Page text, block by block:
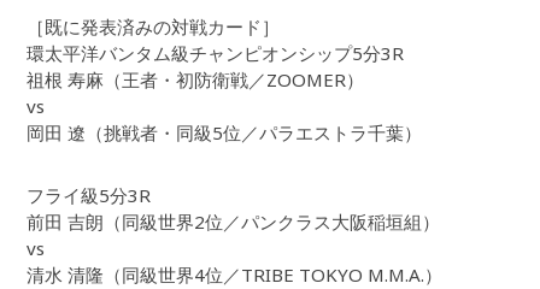
［既に発表済みの対戦カード］
環太平洋バンタム級チャンピオンシップ5分3R
祖根 寿麻（王者・初防衛戦／ZOOMER）
vs
岡田 遼（挑戦者・同級5位／パラエストラ千葉）
フライ級5分3R
前田 吉朗（同級世界2位／パンクラス大阪稲垣組）
vs
清水 清隆（同級世界4位／TRIBE TOKYO M.M.A.）